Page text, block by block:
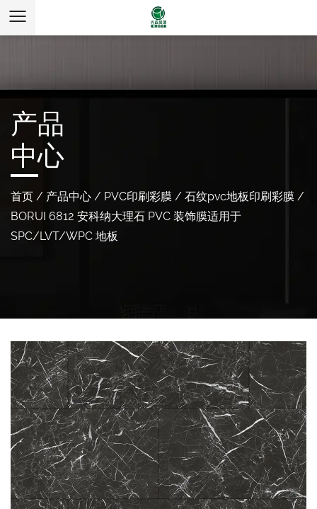
产品
中心
首页 / 产品中心 / PVC印刷彩膜 / 石纹pvc地板印刷彩膜 /
BORUI 6812 安科纳大理石 PVC 装饰膜适用于
SPC/LVT/WPC 地板